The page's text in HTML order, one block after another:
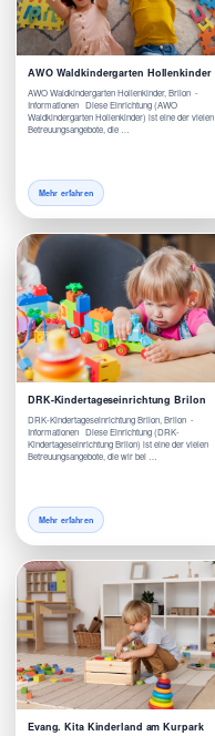
AWO Waldkindergarten Hollenkinder
AWO Waldkindergarten Hollenkinder, Brilon -
Informationen Diese Einrichtung (AWO
Waldkindergarten Hollenkinder) ist eine der vielen
Betreuungsangebote, die …
Mehr erfahren
DRK-Kindertageseinrichtung Brilon
DRK-Kindertageseinrichtung Brilon, Brilon -
Informationen Diese Einrichtung (DRK-
Kindertageseinrichtung Brilon) ist eine der vielen
Betreuungsangebote, die wir bei …
Mehr erfahren
Evang. Kita Kinderland am Kurpark